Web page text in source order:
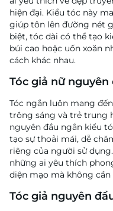
hiện đại. Kiểu tóc này
giúp tôn lên đường nét
biệt, tóc dài có thể tạo
búi cao hoặc uốn xoăn
cách khác nhau.
Tóc giả nữ nguyên
Tóc ngắn luôn mang
trông sáng và trẻ trung
nguyên đầu ngắn kiểu
tạo sự thoải mái, dễ
riêng của người sử
những ai yêu thích
diện mạo mà không
Tóc giả nguyên